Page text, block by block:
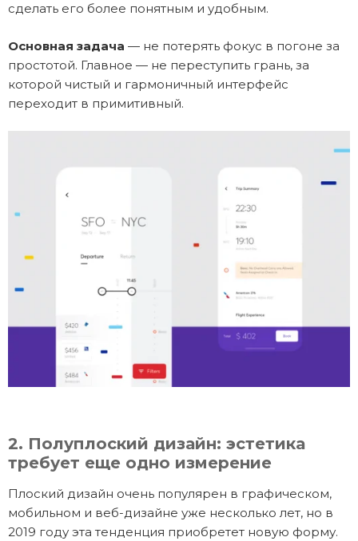
сделать его более понятным и удобным.
Основная задача — не потерять фокус в погоне за
простотой. Главное — не переступить грань, за
которой чистый и гармоничный интерфейс
переходит в примитивный.
2. Полуплоский дизайн: эстетика
требует еще одно измерение
Плоский дизайн очень популярен в графическом,
мобильном и веб-дизайне уже несколько лет, но в
2019 году эта тенденция приобретет новую форму.